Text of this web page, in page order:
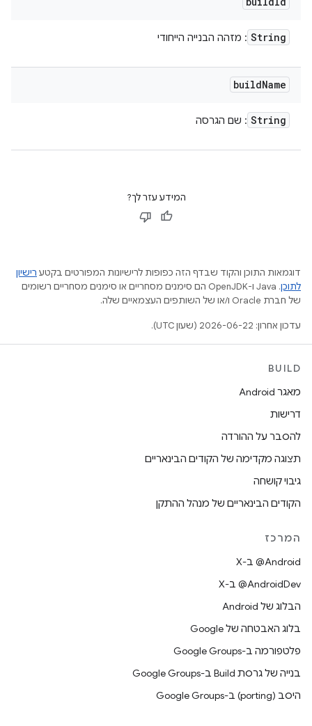
String : מזהה הבנייה הייחודי
buildName
String : שם הגרסה
המידע עזר לך?
דוגמאות התוכן והקוד שבדף הזה כפופות לרישיונות המפורטים בקטע רישיון
לתוכן
.‏ Java ו-OpenJDK הם סימנים מסחריים או סימנים מסחריים רשומים
של חברת Oracle ו/או של השותפים העצמאיים שלה.
עדכון אחרון: 2026-06-22 (שעון UTC).
BUILD
מאגר Android
דרישות
להסבר על ההורדה
תצוגה מקדימה של הקודים הבינאריים
גיבוי קושחה
הקודים הבינאריים של מנהל ההתקן
המרכז
‫‎@Android ב-X
‫‎@AndroidDev ב-X
הבלוג של Android
בלוג האבטחה של Google
פלטפורמה ב-Google Groups
בנייה של גרסת Build ב-Google Groups
היסב (porting) ב-Google Groups